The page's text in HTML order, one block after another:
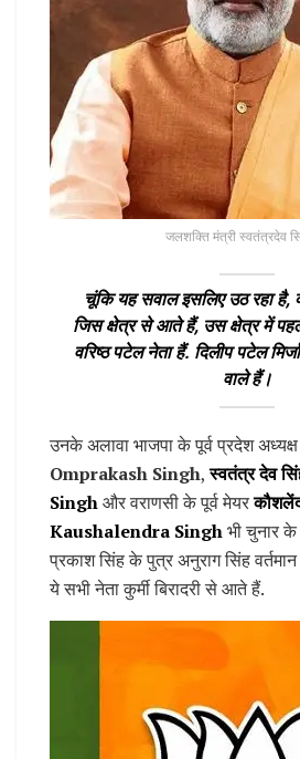
जलशक्ति मंत्री स्वतंत्रदेव
चूंकि यह सवाल इसलिए उठ रहा है,
जिस क्षेत्र से आते हैं, उस क्षेत्र में
वरिष्ठ पटेल नेता हैं. दिलीप पटेल
वाले हैं।
उनके अलावा भाजपा के पूर्व प्रदेश अध्यक्ष
Omprakash Singh,स्वतंत्र देव
Singhऔर वराणसी के पूर्व मेयर
Kaushalendra Singhभी चुनार
प्रकाश सिंह के पुत्र अनुराग सिंह
ये सभी नेता कुर्मी बिरादरी से आते हैं.